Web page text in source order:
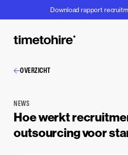
Download rapport
OVERZICHT
NEWS
Hoe werkt
outsourcing voor